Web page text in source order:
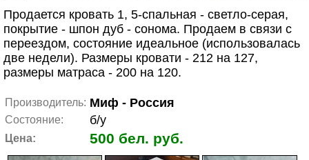
Продается кровать 1, 5-спальная - светло-серая,
покрытие - шпон дуб - сонома. Продаем в связи с
переездом, состояние идеальное (использовалась
две недели). Размеры кровати - 212 на 127,
размеры матраса - 200 на 120.
Производитель: Миф - Россия
Состояние: б/у
Цена: 500 бел. руб.